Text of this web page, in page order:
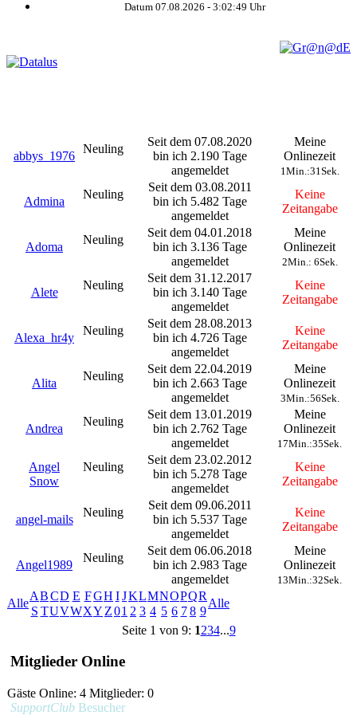
Datum 07.08.2026 - 3:02:50 Uhr
abbys_1976
Neuling
Seit dem 07.08.2020
bin ich 2.190 Tage
angemeldet
Meine
Onlinezeit
1Min.:31Sek.
Admina
Neuling
Seit dem 03.08.2011
bin ich 5.482 Tage
angemeldet
Keine
Zeitangabe
Adoma
Neuling
Seit dem 04.01.2018
bin ich 3.136 Tage
angemeldet
Meine
Onlinezeit
2Min.: 6Sek.
Alete
Neuling
Seit dem 31.12.2017
bin ich 3.140 Tage
angemeldet
Keine
Zeitangabe
Alexa_hr4y
Neuling
Seit dem 28.08.2013
bin ich 4.726 Tage
angemeldet
Keine
Zeitangabe
Alita
Neuling
Seit dem 22.04.2019
bin ich 2.663 Tage
angemeldet
Meine
Onlinezeit
3Min.:56Sek.
Andrea
Neuling
Seit dem 13.01.2019
bin ich 2.762 Tage
angemeldet
Meine
Onlinezeit
17Min.:35Sek.
Angel
Snow
Neuling
Seit dem 23.02.2012
bin ich 5.278 Tage
angemeldet
Keine
Zeitangabe
angel-mails
Neuling
Seit dem 09.06.2011
bin ich 5.537 Tage
angemeldet
Keine
Zeitangabe
Angel1989
Neuling
Seit dem 06.06.2018
bin ich 2.983 Tage
angemeldet
Meine
Onlinezeit
13Min.:32Sek.
Alle
ABCD E FGH I JKLMNOPQR
Alle
S TUVWXYZ01 2 3 4 5 6 7 8 9
Seite 1 von 9: 1234...9
Mitglieder Online
Gäste Online: 4 Mitglieder: 0
SupportClub Besucher